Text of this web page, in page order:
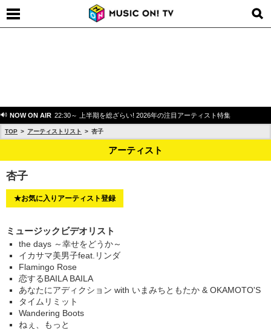
NOW ON AIR 22:30～ 上半期を総ざらい! 2026年の注目アーティスト特集
TOP アーティストリスト 杏子
アーティスト
杏子
★お気に入りアーティスト登録
ミュージックビデオリスト
the days ～幸せをどうか～
イカサマ美男子feat.リンダ
Flamingo Rose
恋するBAILA BAILA
あなたにアディクション with いまみちともたか & OKAMOTO'S
タイムリミット
Wandering Boots
ねぇ、もっと